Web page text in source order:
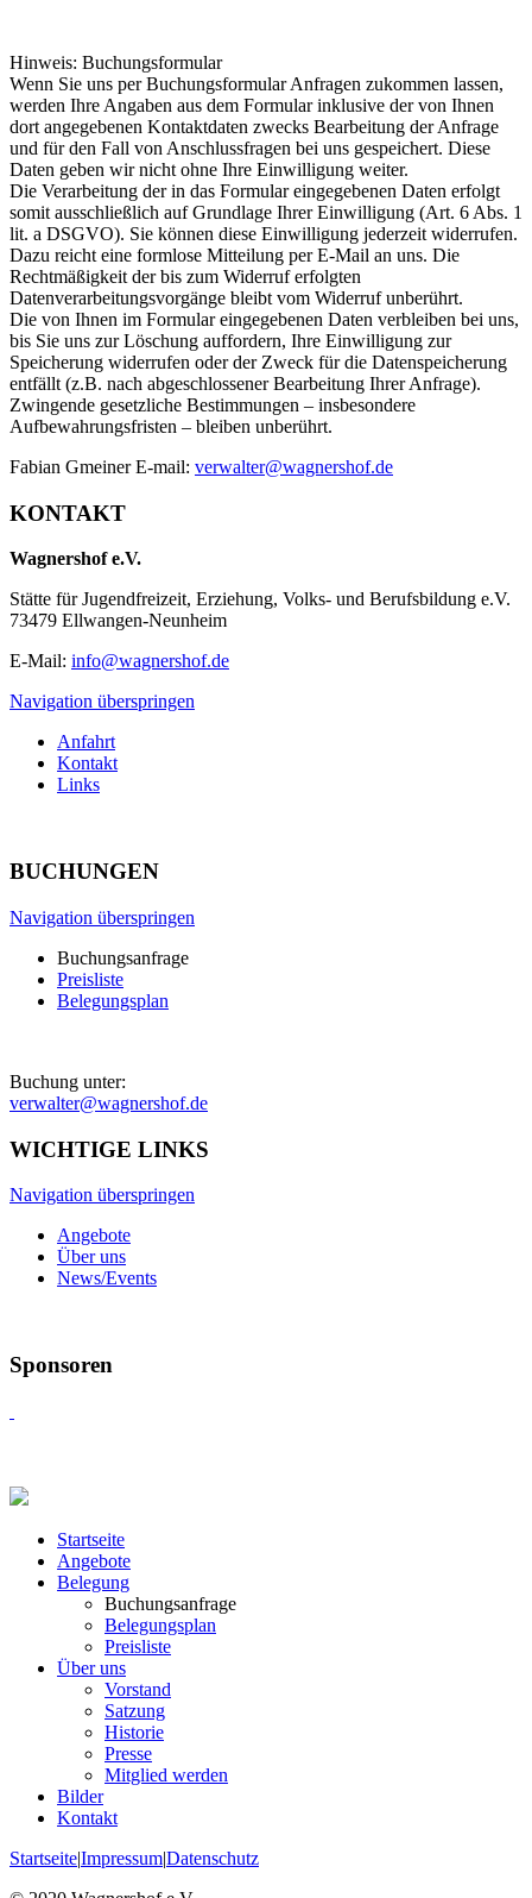
Hinweis: Buchungsformular
Wenn Sie uns per Buchungsformular Anfragen zukommen lassen,
werden Ihre Angaben aus dem Formular inklusive der von Ihnen
dort angegebenen Kontaktdaten zwecks Bearbeitung der Anfrage
und für den Fall von Anschlussfragen bei uns gespeichert. Diese
Daten geben wir nicht ohne Ihre Einwilligung weiter.
Die Verarbeitung der in das Formular eingegebenen Daten erfolgt
somit ausschließlich auf Grundlage Ihrer Einwilligung (Art. 6 Abs. 1
lit. a DSGVO). Sie können diese Einwilligung jederzeit widerrufen.
Dazu reicht eine formlose Mitteilung per E-Mail an uns. Die
Rechtmäßigkeit der bis zum Widerruf erfolgten
Datenverarbeitungsvorgänge bleibt vom Widerruf unberührt.
Die von Ihnen im Formular eingegebenen Daten verbleiben bei uns,
bis Sie uns zur Löschung auffordern, Ihre Einwilligung zur
Speicherung widerrufen oder der Zweck für die Datenspeicherung
entfällt (z.B. nach abgeschlossener Bearbeitung Ihrer Anfrage).
Zwingende gesetzliche Bestimmungen – insbesondere
Aufbewahrungsfristen – bleiben unberührt.
Fabian Gmeiner E-mail: verwalter@wagnershof.de
KONTAKT
Wagnershof e.V.
Stätte für Jugendfreizeit, Erziehung, Volks- und Berufsbildung e.V.
73479 Ellwangen-Neunheim
E-Mail: info@wagnershof.de
Navigation überspringen
Anfahrt
Kontakt
Links
BUCHUNGEN
Navigation überspringen
Buchungsanfrage
Preisliste
Belegungsplan
Buchung unter:
verwalter@wagnershof.de
WICHTIGE LINKS
Navigation überspringen
Angebote
Über uns
News/Events
Sponsoren
Startseite
Angebote
Belegung
Buchungsanfrage
Belegungsplan
Preisliste
Über uns
Vorstand
Satzung
Historie
Presse
Mitglied werden
Bilder
Kontakt
Startseite|Impressum|Datenschutz